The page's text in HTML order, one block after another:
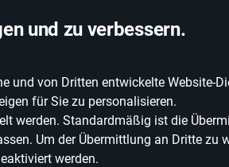
und zu verbessern.
von Dritten entwickelte Website-
für Sie zu personalisieren.
werden. Standardmäßig ist die
Um der Übermittlung an Dritte zu
werden.
ERLEBNISWELT WEINWELT